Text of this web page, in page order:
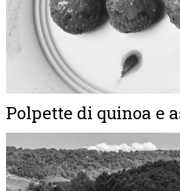
Polpette di quinoa e